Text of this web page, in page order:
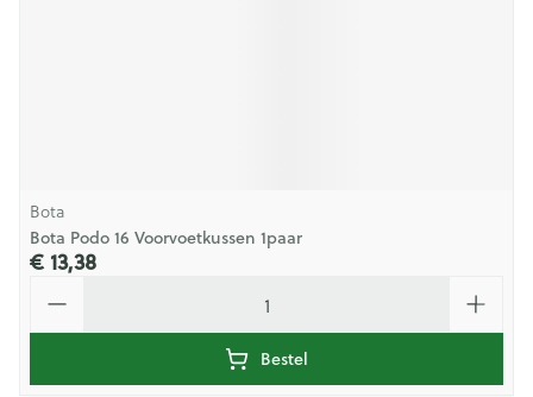
Bota
Bota Podo 16 Voorvoetkussen 1paar
€ 13,38
Bestel